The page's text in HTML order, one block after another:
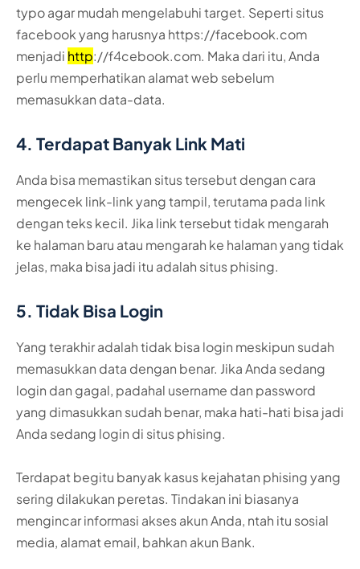
typo agar mudah mengelabuhi target. Seperti situs
facebook yang harusnya https://facebook.com
menjadi http://f4cebook.com. Maka dari itu, Anda
perlu memperhatikan alamat web sebelum
memasukkan data-data.
4. Terdapat Banyak Link Mati
Anda bisa memastikan situs tersebut dengan cara
mengecek link-link yang tampil, terutama pada link
dengan teks kecil. Jika link tersebut tidak mengarah
ke halaman baru atau mengarah ke halaman yang tidak
jelas, maka bisa jadi itu adalah situs phising.
5. Tidak Bisa Login
Yang terakhir adalah tidak bisa login meskipun sudah
memasukkan data dengan benar. Jika Anda sedang
login dan gagal, padahal username dan password
yang dimasukkan sudah benar, maka hati-hati bisa jadi
Anda sedang login di situs phising.
Terdapat begitu banyak kasus kejahatan phising yang
sering dilakukan peretas. Tindakan ini biasanya
mengincar informasi akses akun Anda, ntah itu sosial
media, alamat email, bahkan akun Bank.